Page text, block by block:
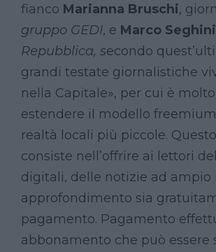
fianco Marianna Bruschi,
gruppo GEDI, e Marco Seghini
Repubblica, secondo
grandi testate giornalistiche
nella Capitale», per cui è
estendere il modello
realtà locali più piccole.
consiste nell’offrire ai lettori
digitali, delle notizie ad ampio
approfondimento sia
pagamento. Pagamento
abbonamento che può essere